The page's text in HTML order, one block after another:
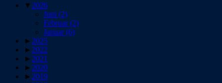
▼ 2026
Juni (2)
Februar(2)
Januar(6)
► 2025
► 2022
► 2021
► 2020
► 2019